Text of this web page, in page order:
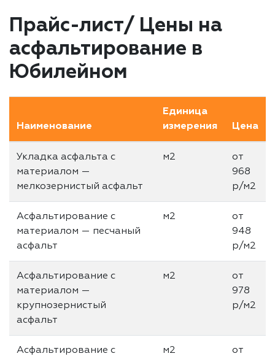
Прайс-лист/ Цены на
асфальтирование в
Юбилейном
Наименование
Единица
измерения
Цена
Укладка асфальта с
материалом —
мелкозернистый асфальт
м2
от
968
р/м2
Асфальтирование с
материалом — песчаный
асфальт
м2
от
948
р/м2
Асфальтирование с
материалом —
крупнозернистый
асфальт
м2
от
978
р/м2
Асфальтирование с
м2
от